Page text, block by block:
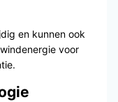
en kunnen ook
voor